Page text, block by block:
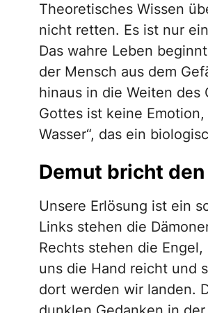
Theoretisches Wissen
nicht retten. Es ist nur
Das wahre Leben
der Mensch aus dem
hinaus in die Weiten des
Gottes ist keine
Wasser“, das ein
Demut bricht
Unsere Erlösung ist ein
Links stehen die
Rechts stehen die
uns die Hand reicht und
dort werden wir landen.